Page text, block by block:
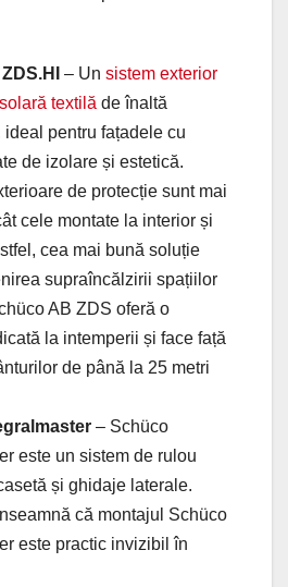
– Un sistem exterior
textilă de înaltă
ideal pentru fațadele cu
de izolare și estetică.
de protecție sunt mai
cele montate la interior și
cea mai bună soluție
supraîncălzirii spațiilor
AB ZDS oferă o
la intemperii și face față
de până la 25 metri
– Schüco
este un sistem de rulou
și ghidaje laterale.
că montajul Schüco
este practic invizibil în